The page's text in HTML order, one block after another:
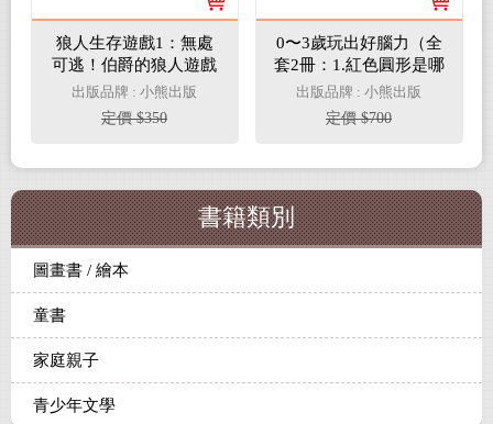
狼人生存遊戲1：無處
可逃！伯爵的狼人遊戲
出版品牌 : 小熊出版
定價 $350
0〜3歲玩出好腦力（全
套2冊：1.紅色圓形是哪
個？2.紅色圓形有幾
個？&加贈「形狀配對
卡」）
出版品牌 : 小熊出版
定價 $700
書籍類別
圖畫書 / 繪本
童書
家庭親子
青少年文學